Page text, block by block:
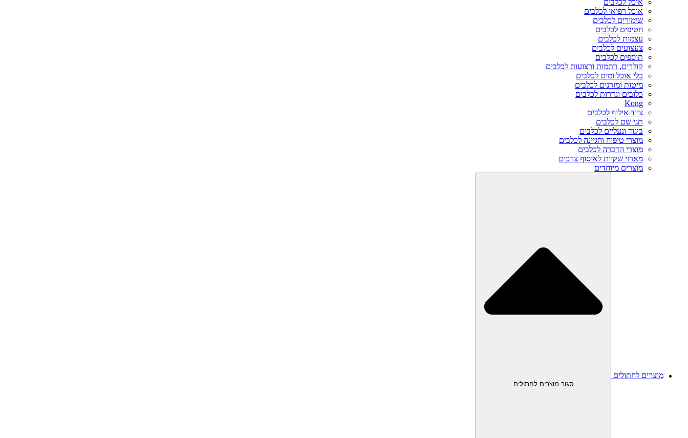
אוכל לכלבים
אוכל רפואי לכלבים
שימורים לכלבים
חטיפים לכלבים
עצמות לכלבים
צעצועים לכלבים
תוספים לכלבים
קולרים, רתמות ורצועות לכלבים
כלי אוכל ומים לכלבים
מיטות ומזרנים לכלבים
כלובים וגדרות לכלבים
Kong
ציוד אילוף לכלבים
תגי שם לכלבים
ביגוד ונעליים לכלבים
מוצרי טיפוח והגיינה לכלבים
מוצרי הדברה לכלבים
מארזי שקיות לאיסוף צרכים
מוצרים מיוחדים
מוצרים לחתולים
סגור מוצרים לחתולים